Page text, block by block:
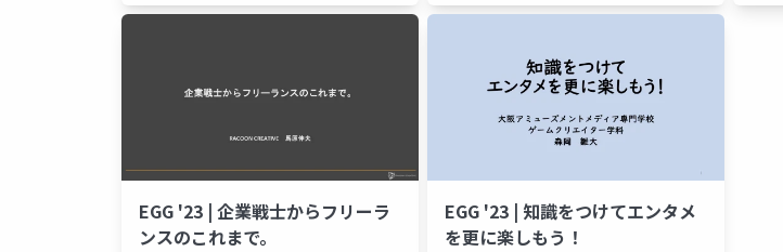
EGG '23 | 企業戦士からフリーラ
ンスのこれまで。
EGG '23 | 知識をつけてエンタメ
を更に楽しもう！